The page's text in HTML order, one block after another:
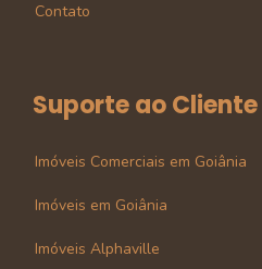
Contato
Suporte ao Cliente
Imóveis Comerciais em Goiânia
Imóveis em Goiânia
Imóveis Alphaville